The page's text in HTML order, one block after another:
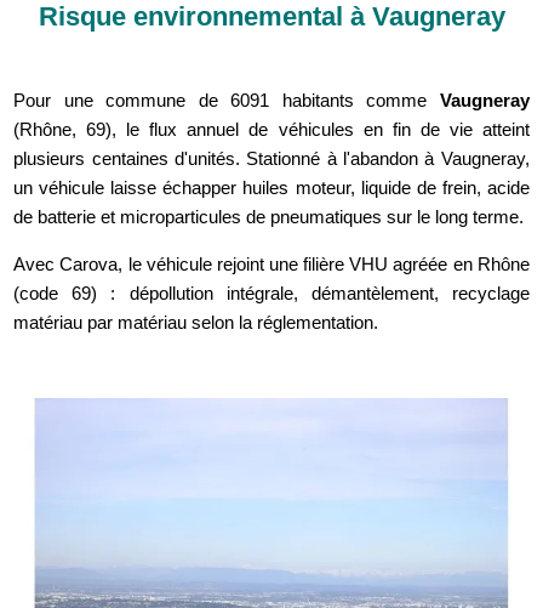
Risque environnemental à Vaugneray
Pour une commune de 6091 habitants comme Vaugneray
(Rhône, 69), le flux annuel de véhicules en fin de vie atteint
plusieurs centaines d'unités. Stationné à l'abandon à Vaugneray,
un véhicule laisse échapper huiles moteur, liquide de frein, acide
de batterie et microparticules de pneumatiques sur le long terme.
Avec Carova, le véhicule rejoint une filière VHU agréée en Rhône
(code 69) : dépollution intégrale, démantèlement, recyclage
matériau par matériau selon la réglementation.